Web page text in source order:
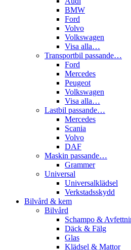
BMW
Ford
Volvo
Volkswagen
Visa alla…
Transportbil passande…
Ford
Mercedes
Peugeot
Volkswagen
Visa alla…
Lastbil passande…
Mercedes
Scania
Volvo
DAF
Maskin passande…
Grammer
Universal
Universalklädsel
Verkstadsskydd
Bilvård & kem
Bilvård
Schampo &
Däck & Fälg
Glas
Klädsel & Mattor